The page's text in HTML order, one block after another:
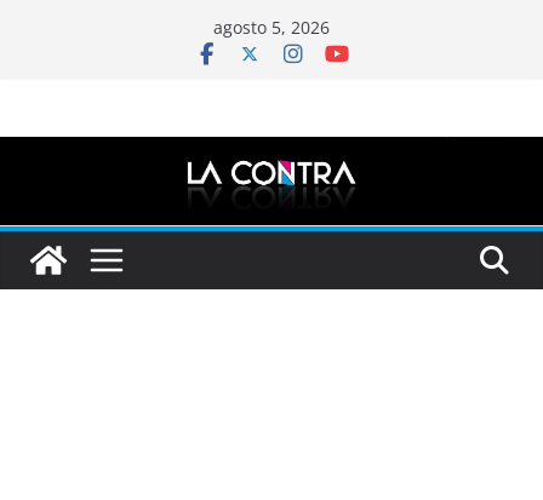
agosto 5, 2026